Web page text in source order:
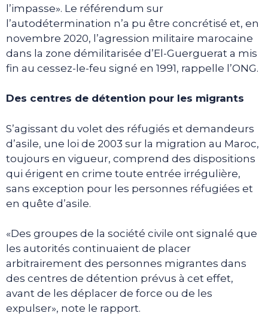
l’impasse». Le référendum sur
l’autodétermination n’a pu être concrétisé et, en
novembre 2020, l’agression militaire marocaine
dans la zone démilitarisée d’El-Guerguerat a mis
fin au cessez-le-feu signé en 1991, rappelle l’ONG.
Des centres de détention pour les migrants
S’agissant du volet des réfugiés et demandeurs
d’asile, une loi de 2003 sur la migration au Maroc,
toujours en vigueur, comprend des dispositions
qui érigent en crime toute entrée irrégulière,
sans exception pour les personnes réfugiées et
en quête d’asile.
«Des groupes de la société civile ont signalé que
les autorités continuaient de placer
arbitrairement des personnes migrantes dans
des centres de détention prévus à cet effet,
avant de les déplacer de force ou de les
expulser», note le rapport.